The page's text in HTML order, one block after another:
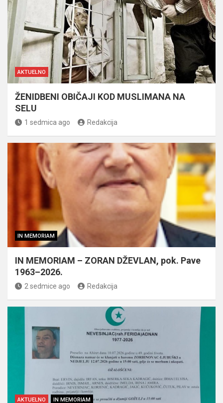
AKTUELNO
ŽENIDBENI OBIČAJI KOD MUSLIMANA NA
SELU
1 sedmica ago Redakcija
IN MEMORIAM
IN MEMORIAM – ZORAN DŽEVLAN, pok. Pave
1963–2026.
2 sedmice ago Redakcija
AKTUELNO IN MEMORIAM